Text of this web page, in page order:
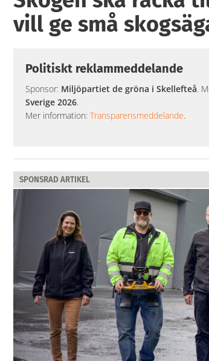
vill ge små
Politiskt reklammeddelande
Sponsor: Miljöpartiet de gröna i Skellefteå.
Sverige 2026.
Mer information: Transparensmeddelande.
SPONSRAD ARTIKEL